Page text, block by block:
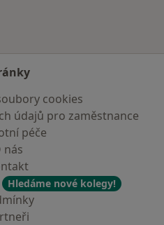
cookies
údajů pro zaměstnance
péče
nás
Hledáme nové kolegy!